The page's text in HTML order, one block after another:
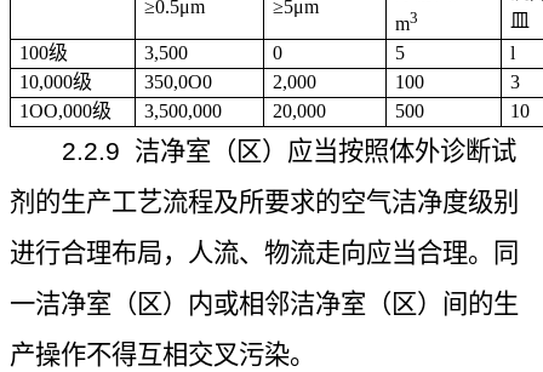
≥0.5μm ≥5μm
m3
皿
100级 3,500 0 5
l
10,000级 350,0O0 2,000 100
3
1OO,000级 3,500,000 20,000 500 10
2.2.9 洁净室（区）应当按照体外诊断试
剂的生产工艺流程及所要求的空气洁净度级别
进行合理布局，人流、物流走向应当合理。同
一洁净室（区）内或相邻洁净室（区）间的生
产操作不得互相交叉污染。